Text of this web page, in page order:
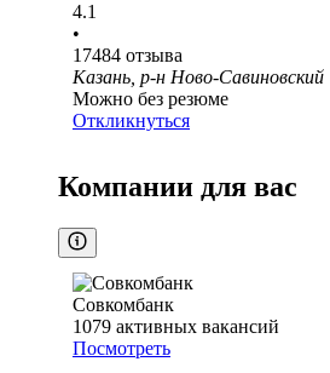
4.1
•
17484 отзыва
Казань, р-н Ново-Савиновский
Можно без резюме
Откликнуться
Компании для вас
Совкомбанк
1079 активных вакансий
Посмотреть